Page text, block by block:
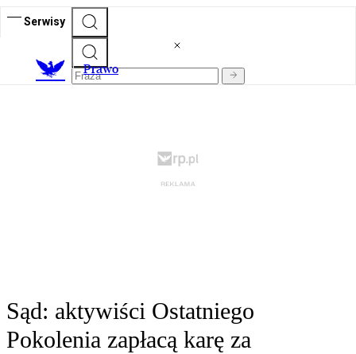
Serwisy
Prawo
Sąd: aktywiści Ostatniego
Pokolenia zapłacą karę za